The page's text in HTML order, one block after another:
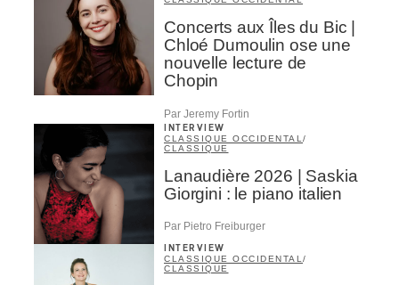
Concerts aux Îles du Bic |
Chloé Dumoulin ose une
nouvelle lecture de
Chopin
Par Jeremy Fortin
INTERVIEW
CLASSIQUE OCCIDENTAL /
CLASSIQUE
Lanaudière 2026 | Saskia
Giorgini : le piano italien
Par Pietro Freiburger
INTERVIEW
CLASSIQUE OCCIDENTAL /
CLASSIQUE